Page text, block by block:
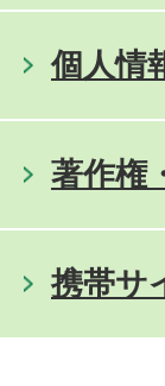
個人情
著作権
携帯サ